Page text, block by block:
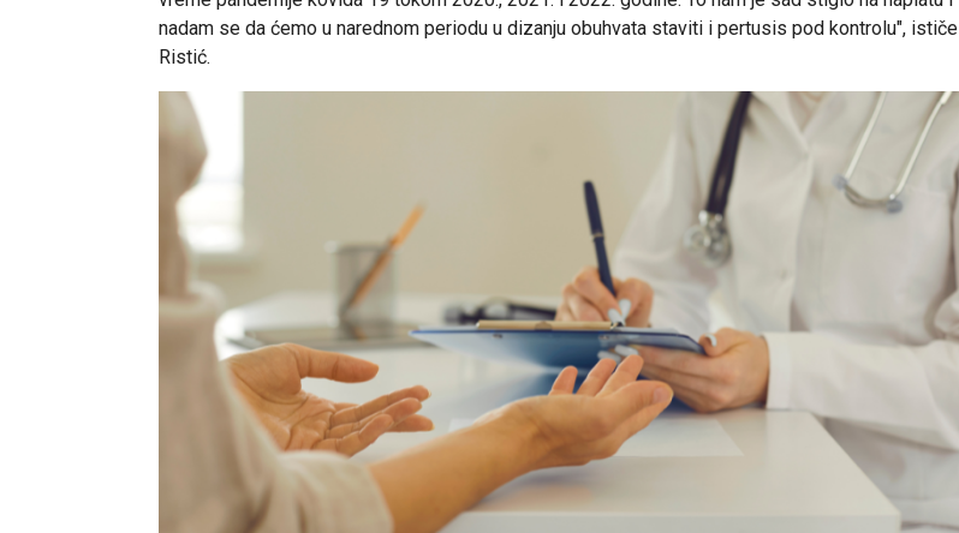
nadam se da ćemo u narednom periodu u dizanju obuhvata staviti i pertusis pod kontrolu", ističe
Ristić.